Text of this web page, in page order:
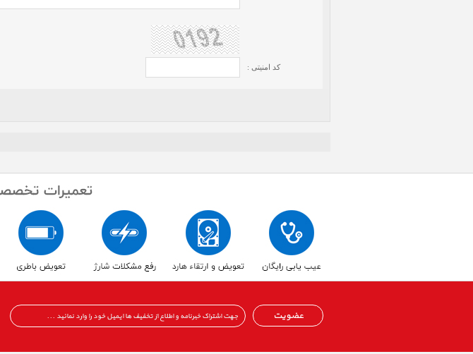
کد امنیتی :
عضویت